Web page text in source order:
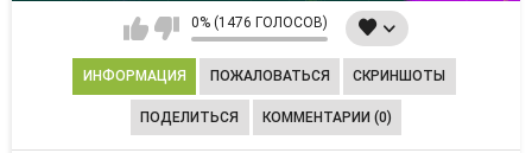
0% (1476 ГОЛОСОВ)
ИНФОРМАЦИЯ ПОЖАЛОВАТЬСЯ СКРИНШОТЫ
ПОДЕЛИТЬСЯ КОММЕНТАРИИ (0)